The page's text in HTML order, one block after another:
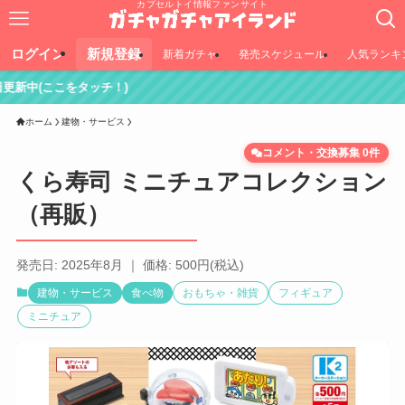
カプセルトイ情報ファンサイト
ログイン 新規登録 新着ガチャ 発売スケジュール 人気ランキ
)
ホーム 建物・サービス
くら寿司 ミニチュアコレクション
（再販）
コメント・交換募集 0件
発売日: 2025年8月 ｜ 価格: 500円(税込)
建物・サービス 食べ物 おもちゃ・雑貨
フィギュア
ミニチュア